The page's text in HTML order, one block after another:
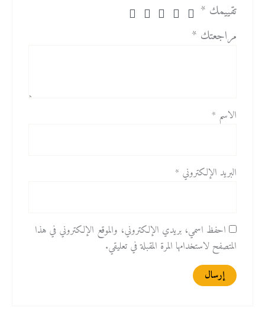
تقييمك *
مراجعتك *
الاسم *
البريد الإلكتروني *
احفظ اسمي، بريدي الإلكتروني، والموقع الإلكتروني في هذا
المتصفح لاستخدامها المرة المقبلة في تعليقي.